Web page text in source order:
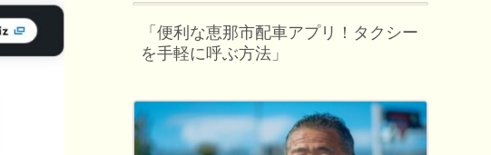
「便利な恵那市配車アプリ！タクシー
を手軽に呼ぶ方法」